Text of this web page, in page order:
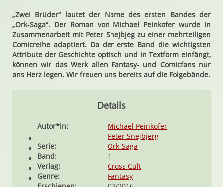
„Zwei Brüder“ lautet der Name des ersten Bandes der
„Ork-Saga“. Der Roman von Michael Peinkofer wurde in
Zusammenarbeit mit Peter Snejbjeg zu einer mehrteiligen
Comicreihe adaptiert. Da der erste Band die wichtigsten
Attribute der Geschichte optisch und in Textform einfängt,
können wir das Werk allen Fantasy- und Comicfans nur
ans Herz legen. Wir freuen uns bereits auf die Folgebände.
Details
Autor*in:
Michael Peinkofer
Peter Snejbjerg
Serie:
Ork-Saga
Band:
1
Verlag:
Cross Cult
Genre:
Fantasy